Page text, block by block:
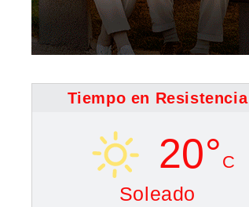
Tiempo en Resistencia
20° C
Soleado